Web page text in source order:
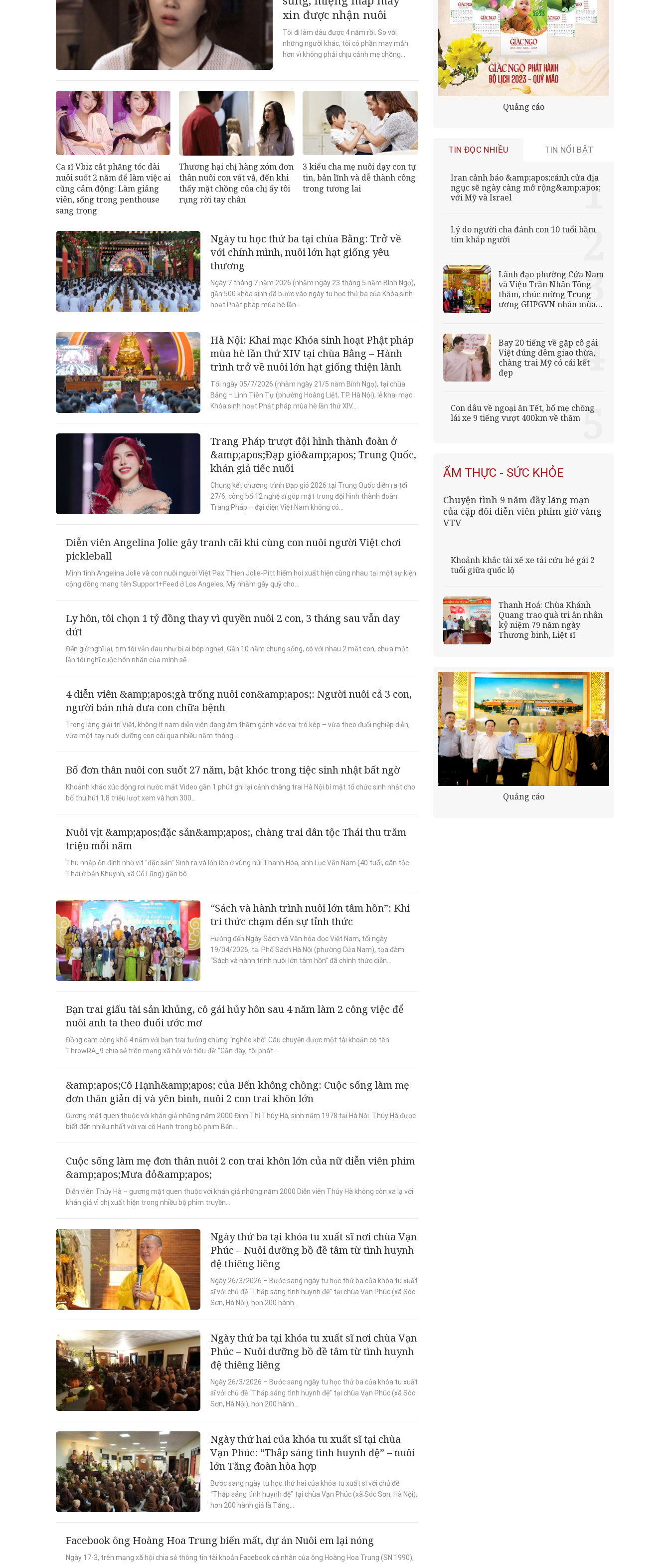
xin được nhận nuôi
Tôi đi làm dâu được 4 năm rồi. So với
những người khác, tôi có phần may mắn
hơn vì không phải chịu cảnh mẹ chồng
Ca sĩ Vbiz cắt phăng tóc dài
nuôi suốt 2 năm để làm việc ai
cũng cảm động: Làm giảng
viên, sống trong penthouse
sang trọng
Thương hại chị hàng xóm đơn
thân nuôi con vất vả, đến khi
thấy mặt chồng của chị ấy tôi
rụng rời tay chân
3 kiểu cha mẹ nuôi dạy con tự
tin, bản lĩnh và dễ thành công
trong tương lai
Ngày tu học thứ ba tại chùa Bằng: Trở về
với chính mình, nuôi lớn hạt giống yêu
thương
Ngày 7 tháng 7 năm 2026 (nhằm ngày 23 tháng 5 năm Bính Ngọ),
gần 500 khóa sinh đã bước vào ngày tu học thứ ba của Khóa sinh
hoạt Phật pháp mùa hè lần...
Hà Nội: Khai mạc Khóa sinh hoạt Phật pháp
mùa hè lần thứ XIV tại chùa Bằng – Hành
trình trở về nuôi lớn hạt giống thiện lành
Tối ngày 05/7/2026 (nhằm ngày 21/5 năm Bính Ngọ), tại chùa
Bằng – Linh Tiên Tự (phường Hoàng Liệt, TP. Hà Nội), lễ khai mạc
Khóa sinh hoạt Phật pháp mùa hè lần thứ XIV...
Trang Pháp trượt đội hình thành đoàn ở
&amp;apos;Đạp gió&amp;apos; Trung Quốc,
khán giả tiếc nuối
Chung kết chương trình Đạp gió 2026 tại Trung Quốc diễn ra tối
27/6, công bố 12 nghệ sĩ góp mặt trong đội hình thành đoàn.
Trang Pháp – đại diện Việt Nam không có...
Diễn viên Angelina Jolie gây tranh cãi khi cùng con nuôi người Việt chơi
pickleball
Minh tinh Angelina Jolie và con nuôi người Việt Pax Thien Jolie-Pitt hiếm hoi xuất hiện cùng nhau tại một sự kiện
cộng đồng mang tên Support+Feed ở Los Angeles, Mỹ nhằm gây quỹ cho...
Ly hôn, tôi chọn 1 tỷ đồng thay vì quyền nuôi 2 con, 3 tháng sau vẫn day
dứt
Đến giờ nghĩ lại, tim tôi vẫn đau như bị ai bóp nghẹt. Gần 10 năm chung sống, có với nhau 2 mặt con, chưa một
lần tôi nghĩ cuộc hôn nhân của mình sẽ...
4 diễn viên &amp;apos;gà trống nuôi con&amp;apos;: Người nuôi cả 3 con,
người bán nhà đưa con chữa bệnh
Trong làng giải trí Việt, không ít nam diễn viên đang âm thầm gánh vác vai trò kép – vừa theo đuổi nghiệp diễn,
vừa một tay nuôi dưỡng con cái qua nhiều năm tháng....
Bố đơn thân nuôi con suốt 27 năm, bật khóc trong tiệc sinh nhật bất ngờ
Khoảnh khắc xúc động rơi nước mắt Video gần 1 phút ghi lại cảnh chàng trai Hà Nội bí mật tổ chức sinh nhật cho
bố thu hút 1,8 triệu lượt xem và hơn 300...
Nuôi vịt &amp;apos;đặc sản&amp;apos;, chàng trai dân tộc Thái thu trăm
triệu mỗi năm
Thu nhập ổn định nhờ vịt “đặc sản” Sinh ra và lớn lên ở vùng núi Thanh Hóa, anh Lục Văn Nam (40 tuổi, dân tộc
Thái ở bản Khuynh, xã Cổ Lũng) gắn bó...
“Sách và hành trình nuôi lớn tâm hồn”: Khi
tri thức chạm đến sự tỉnh thức
Hướng đến Ngày Sách và Văn hóa đọc Việt Nam, tối ngày
19/04/2026, tại Phố Sách Hà Nội (phường Cửa Nam), tọa đàm
“Sách và hành trình nuôi lớn tâm hồn” đã chính thức diễn...
Bạn trai giấu tài sản khủng, cô gái hủy hôn sau 4 năm làm 2 công việc để
nuôi anh ta theo đuổi ước mơ
Đồng cam cộng khổ 4 năm với bạn trai tưởng chừng “nghèo khó” Câu chuyện được một tài khoản có tên
ThrowRA_9 chia sẻ trên mạng xã hội với tiêu đề: “Gần đây, tôi phát...
&amp;apos;Cô Hạnh&amp;apos; của Bến không chồng: Cuộc sống làm mẹ
đơn thân giản dị và yên bình, nuôi 2 con trai khôn lớn
Gương mặt quen thuộc với khán giả những năm 2000 Đinh Thị Thúy Hà, sinh năm 1978 tại Hà Nội. Thúy Hà được
biết đến nhiều nhất với vai cô Hạnh trong bộ phim Bến...
Cuộc sống làm mẹ đơn thân nuôi 2 con trai khôn lớn của nữ diễn viên phim
&amp;apos;Mưa đỏ&amp;apos;
Diễn viên Thúy Hà – gương mặt quen thuộc với khán giả những năm 2000 Diễn viên Thúy Hà không còn xa lạ với
khán giả vì chị xuất hiện trong nhiều bộ phim truyền...
Ngày thứ ba tại khóa tu xuất sĩ nơi chùa Vạn
Phúc – Nuôi dưỡng bồ đề tâm từ tình huynh
đệ thiêng liêng
Ngày 26/3/2026 – Bước sang ngày tu học thứ ba của khóa tu xuất
sĩ với chủ đề “Thắp sáng tình huynh đệ” tại chùa Vạn Phúc (xã Sóc
Sơn, Hà Nội), hơn 200 hành...
Ngày thứ ba tại khóa tu xuất sĩ nơi chùa Vạn
Phúc – Nuôi dưỡng bồ đề tâm từ tình huynh
đệ thiêng liêng
Ngày 26/3/2026 – Bước sang ngày tu học thứ ba của khóa tu xuất
sĩ với chủ đề “Thắp sáng tình huynh đệ” tại chùa Vạn Phúc (xã Sóc
Sơn, Hà Nội), hơn 200 hành...
Ngày thứ hai của khóa tu xuất sĩ tại chùa
Vạn Phúc: “Thắp sáng tình huynh đệ” – nuôi
lớn Tăng đoàn hòa hợp
Bước sang ngày tu học thứ hai của khóa tu xuất sĩ với chủ đề
“Thắp sáng tình huynh đệ” tại chùa Vạn Phúc (xã Sóc Sơn, Hà Nội),
hơn 200 hành giả là Tăng...
Facebook ông Hoàng Hoa Trung biến mất, dự án Nuôi em lại nóng
Ngày 17-3, trên mạng xã hội chia sẻ thông tin tài khoản Facebook cá nhân của ông Hoàng Hoa Trung (SN 1990),
Quảng cáo
TIN ĐỌC NHIỀU TIN NỔI BẬT
Iran cảnh báo &amp;apos;cánh cửa địa
ngục sẽ ngày càng mở rộng&amp;apos;
với Mỹ và Israel
Lý do người cha đánh con 10 tuổi bầm
tím khắp người
Lãnh đạo phường Cửa Nam
và Viện Trần Nhân Tông
thăm, chúc mừng Trung
ương GHPGVN nhân mùa
Bay 20 tiếng về gặp cô gái
Việt đúng đêm giao thừa,
chàng trai Mỹ có cái kết
đẹp
Con dâu về ngoại ăn Tết, bố mẹ chồng
lái xe 9 tiếng vượt 400km về thăm
ẨM THỰC - SỨC KHỎE
Chuyện tình 9 năm đầy lãng mạn
của cặp đôi diễn viên phim giờ vàng
VTV
Khoảnh khắc tài xế xe tải cứu bé gái 2
tuổi giữa quốc lộ
Thanh Hoá: Chùa Khánh
Quang trao quà tri ân nhân
kỷ niệm 79 năm ngày
Thương binh, Liệt sĩ
Quảng cáo